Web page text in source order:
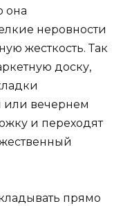
она
неровности
жесткость. Так
доску,
или вечернем
и переходят
прямо